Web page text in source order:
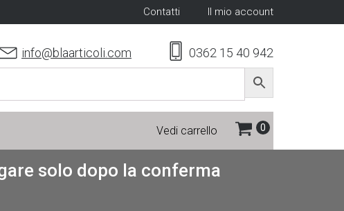
Contatti Il mio account
info@blaarticoli.com 0362 15 40 942
Vedi carrello
solo dopo la conferma